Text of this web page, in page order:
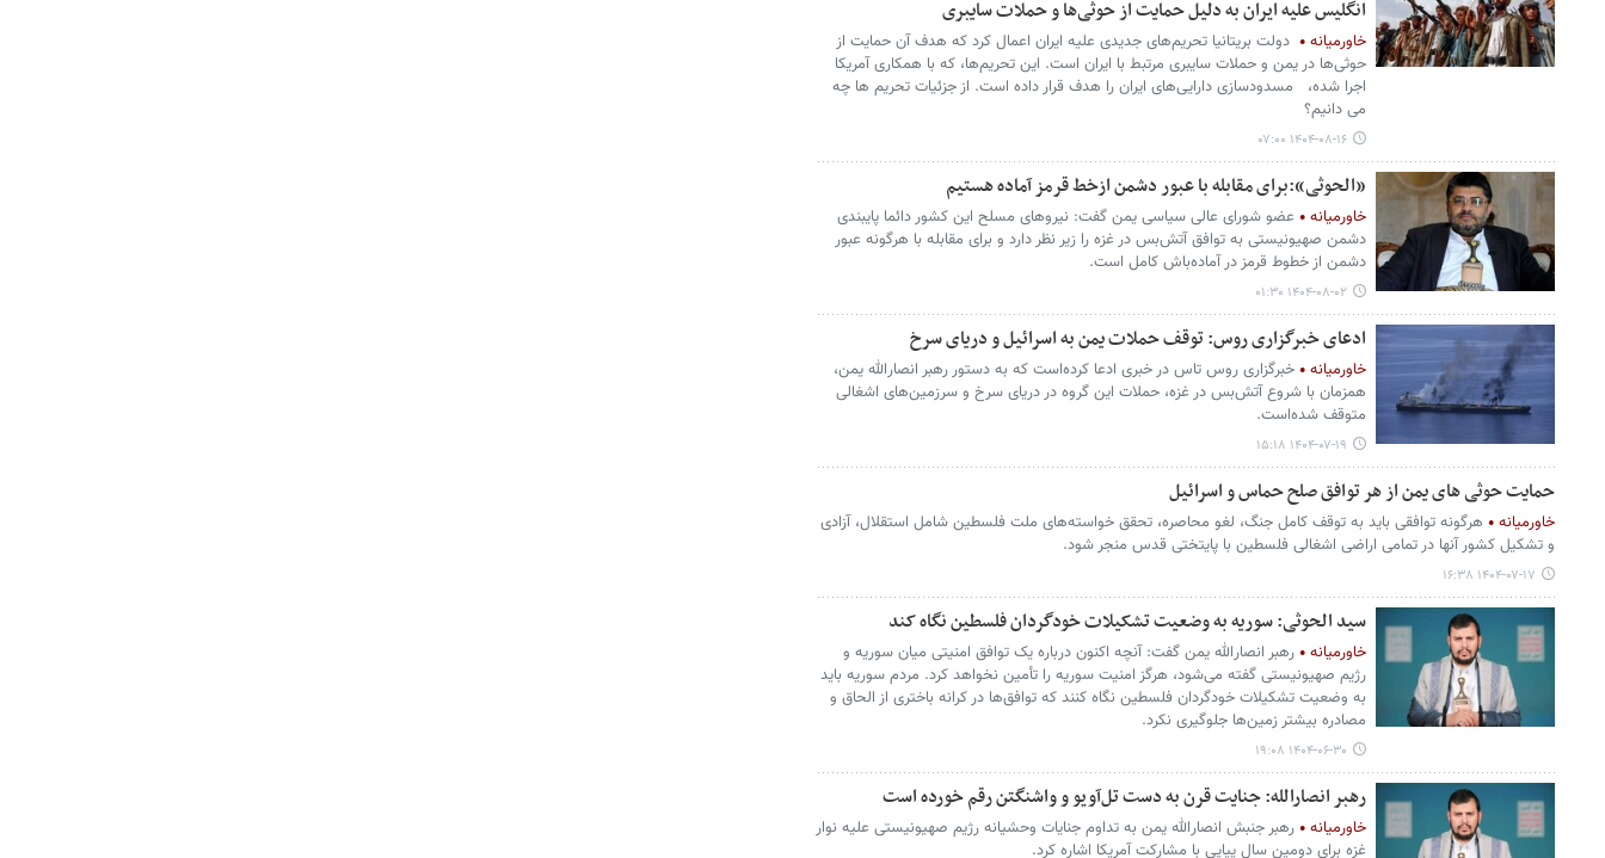
انگلیس علیه ایران به دلیل حمایت از حوثی‌ها و حملات سایبری
خاورمیانه
دولت بریتانیا تحریم‌های جدیدی علیه ایران اعمال کرد که هدف آن حمایت از
حوثی‌ها در یمن و حملات سایبری مرتبط با ایران است. این تحریم‌ها، که با همکاری آمریکا
اجرا شده، مسدودسازی دارایی‌های ایران را هدف قرار داده است. از جزئیات تحریم ها چه
می دانیم؟
۱۴۰۴-۰۸-۱۶ ۰۷:۰۰
«الحوثی»:برای مقابله با عبور دشمن ازخط قرمز آماده هستیم
خاورمیانه
عضو شورای عالی سیاسی یمن گفت: نیروهای مسلح این کشور دائما پایبندی
دشمن صهیونیستی به توافق آتش‌بس در غزه را زیر نظر دارد و برای مقابله با هرگونه عبور
دشمن از خطوط قرمز در آماده‌باش کامل است.
۱۴۰۴-۰۸-۰۲ ۰۱:۳۰
ادعای خبرگزاری روس: توقف حملات یمن به اسرائیل و دریای سرخ
خاورمیانه
خبرگزاری روس تاس در خبری ادعا کرده‌است که به دستور رهبر انصارالله یمن،
همزمان با شروع آتش‌بس در غزه، حملات این گروه در دریای سرخ و سرزمین‌های اشغالی
متوقف شده‌است.
۱۴۰۴-۰۷-۱۹ ۱۵:۱۸
حمایت حوثی های یمن از هر توافق صلح حماس و اسرائیل
خاورمیانه
هرگونه توافقی باید به توقف کامل جنگ، لغو محاصره، تحقق خواسته‌های ملت فلسطین شامل استقلال، آزادی
و تشکیل کشور آنها در تمامی اراضی اشغالی فلسطین با پایتختی قدس منجر شود.
۱۴۰۴-۰۷-۱۷ ۱۶:۳۸
سید الحوثی: سوریه به وضعیت تشکیلات خودگردان فلسطین نگاه کند
خاورمیانه
رهبر انصارالله یمن گفت: آنچه اکنون درباره یک توافق امنیتی میان سوریه و
رژیم صهیونیستی گفته می‌شود، هرگز امنیت سوریه را تأمین نخواهد کرد. مردم سوریه باید
به وضعیت تشکیلات خودگردان فلسطین نگاه کنند که توافق‌ها در کرانه باختری از الحاق و
مصادره بیشتر زمین‌ها جلوگیری نکرد.
۱۴۰۴-۰۶-۳۰ ۱۹:۰۸
رهبر انصارالله: جنایت قرن به دست تل‌آویو و واشنگتن رقم خورده است
خاورمیانه
رهبر جنبش انصارالله یمن به تداوم جنایات وحشیانه رژیم صهیونیستی علیه نوار
غزه برای دومین سال پیاپی با مشارکت آمریکا اشاره کرد.